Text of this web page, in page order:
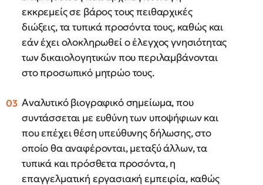
εκκρεμείς σε βάρος τους πειθαρχικές
διώξεις, τα τυπικά προσόντα τους, καθώς και
εάν έχει ολοκληρωθεί ο έλεγχος γνησιότητας
των δικαιολογητικών που περιλαμβάνονται
στο προσωπικό μητρώο τους.
Αναλυτικό βιογραφικό σημείωμα, που
συντάσσεται με ευθύνη των υποψήφιων και
που επέχει θέση υπεύθυνης δήλωσης, στο
οποίο θα αναφέρονται, μεταξύ άλλων, τα
τυπικά και πρόσθετα προσόντα, η
επαγγελματική εργασιακή εμπειρία, καθώς